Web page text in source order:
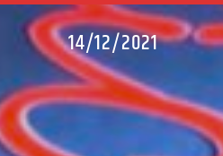
14/12/2021